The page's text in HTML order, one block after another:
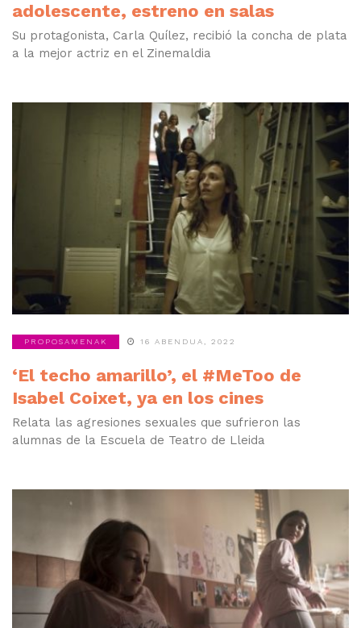
adolescente, estreno en salas
Su protagonista, Carla Quílez, recibió la concha de plata
a la mejor actriz en el Zinemaldia
PROPOSAMENAK 16 ABENDUA, 2022
‘El techo amarillo’, el #MeToo de
Isabel Coixet, ya en los cines
Relata las agresiones sexuales que sufrieron las
alumnas de la Escuela de Teatro de Lleida